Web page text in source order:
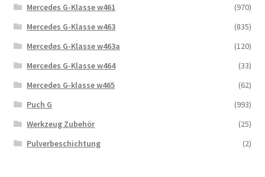
Mercedes G-Klasse w461
(970)
Mercedes G-Klasse w463
(835)
Mercedes G-Klasse w463a
(120)
Mercedes G-Klasse w464
(33)
Mercedes G-klasse w465
(62)
Puch G
(993)
Werkzeug Zubehör
(25)
Pulverbeschichtung
(2)